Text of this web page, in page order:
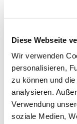
Diese Webseite
Wir verwenden
personalisieren,
zu können und
analysieren.
Verwendung
soziale Medien,